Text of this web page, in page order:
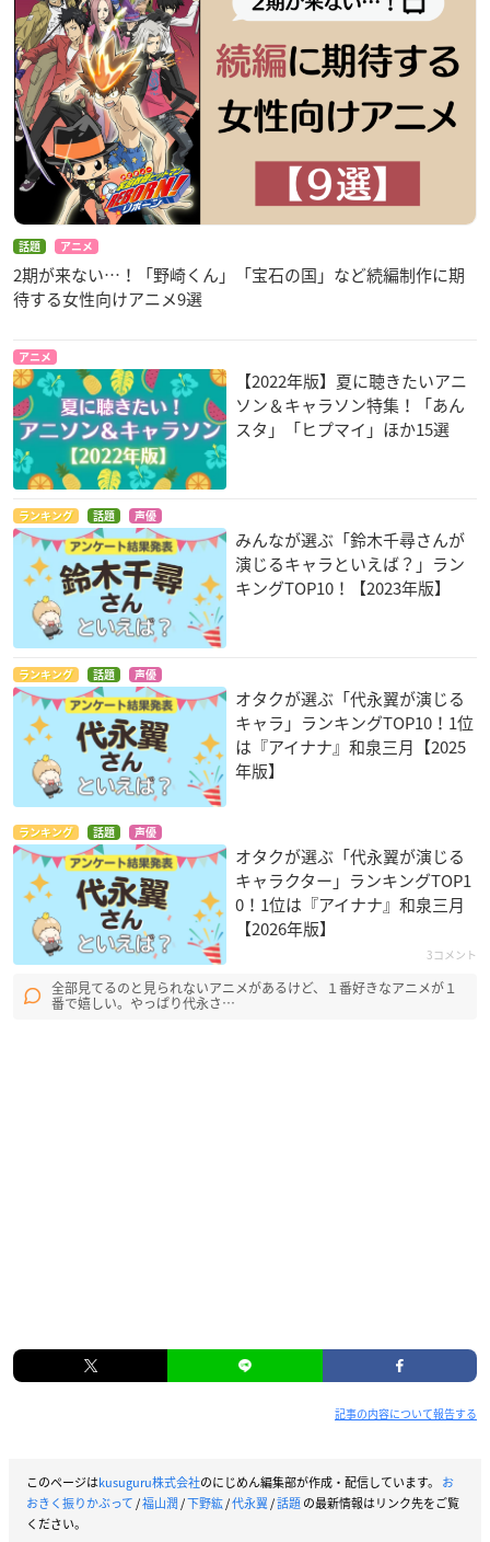
話題 アニメ
2期が来ない…！「野崎くん」「宝石の国」など続編制作に期
待する女性向けアニメ9選
アニメ
【2022年版】夏に聴きたいアニ
ソン＆キャラソン特集！「あん
スタ」「ヒプマイ」ほか15選
ランキング 話題 声優
みんなが選ぶ「鈴木千尋さんが
演じるキャラといえば？」ラン
キングTOP10！【2023年版】
ランキング 話題 声優
オタクが選ぶ「代永翼が演じる
キャラ」ランキングTOP10！1位
は『アイナナ』和泉三月【2025
年版】
ランキング 話題 声優
オタクが選ぶ「代永翼が演じる
キャラクター」ランキングTOP1
0！1位は『アイナナ』和泉三月
【2026年版】
3コメント
全部見てるのと見られないアニメがあるけど、１番好きなアニメが１
番で嬉しい。やっぱり代永さ…
記事の内容について報告する
このページはkusuguru株式会社のにじめん編集部が作成・配信しています。 お
おきく振りかぶって/福山潤/下野紘/代永翼/話題の最新情報はリンク先をご覧
ください。